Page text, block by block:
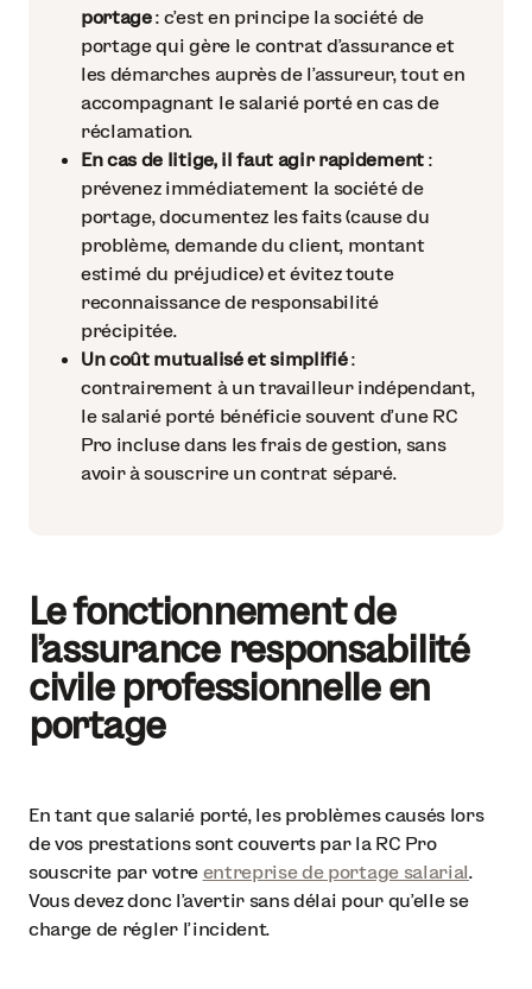
portage: c’est en principe la société de
portage qui gère le contrat d’assurance et
les démarches auprès de l’assureur, tout en
accompagnant le salarié porté en cas de
réclamation.
En cas de litige, il faut agir rapidement:
prévenez immédiatement la société de
portage, documentez les faits (cause du
problème, demande du client, montant
estimé du préjudice) et évitez toute
reconnaissance de responsabilité
précipitée.
Un coût mutualisé et simplifié:
contrairement à un travailleur indépendant,
le salarié porté bénéficie souvent d’une RC
Pro incluse dans les frais de gestion, sans
avoir à souscrire un contrat séparé.
Le fonctionnement de
l’assurance responsabilité
civile professionnelle en
portage
En tant que salarié porté, les problèmes causés lors
de vos prestations sont couverts par la RC Pro
souscrite par votre entreprise de portage salarial.
Vous devez donc l’avertir sans délai pour qu’elle se
charge de régler l’incident.